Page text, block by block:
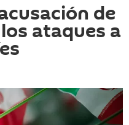
de
ataques a